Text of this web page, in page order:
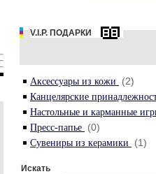
V.I.P. ПОДАРКИ
Аксессуары из кожи (2)
Канцелярские
Настольные и карманные
Пресс-папье (0)
Сувениры из керамики (1)
Искать